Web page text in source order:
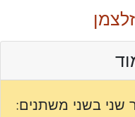
שני בשני משתנים: